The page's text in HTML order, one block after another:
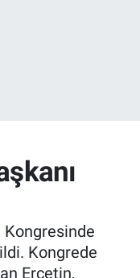
Kongresinde
Kongrede
Erçetin,